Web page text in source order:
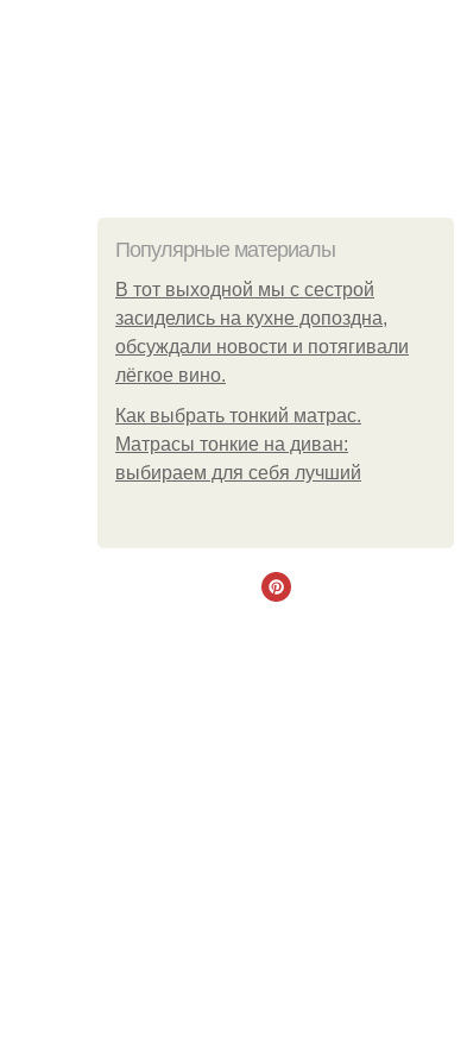
Популярные материалы
В тот выходной мы с сестрой
засиделись на кухне допоздна,
обсуждали новости и потягивали
лёгкое вино.
Как выбрать тонкий матрас.
Матрасы тонкие на диван:
выбираем для себя лучший